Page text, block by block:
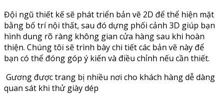
Đội ngũ thiết kế sẽ phát triển bản vẽ 2D để thể hiện mặt
bằng bố trí nội thất, sau đó dựng phối cảnh 3D giúp bạn
hình dung rõ ràng không gian cửa hàng sau khi hoàn
thiện. Chúng tôi sẽ trình bày chi tiết các bản vẽ này để
bạn có thể đóng góp ý kiến và điều chỉnh nếu cần thiết.
Gương được trang bị nhiều nơi cho khách hàng dễ dàng
quan sát khi thử giày dép